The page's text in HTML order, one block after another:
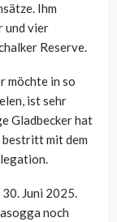
Ihm
und vier
Reserve.
möchte in so
ist sehr
Gladbecker hat
bestritt mit dem
Juni 2025.
noch